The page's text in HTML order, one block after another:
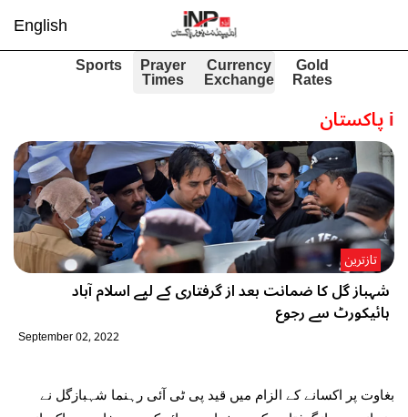
English
Gold
Rates
Currency
Exchange
Prayer
Times
Sports
iپاکستان
شہباز گل کا ضمانت بعد از گرفتاری کے لیے اسلام آباد
ہائیکورٹ سے رجوع
تازترین
September 02, 2022
بغاوت پر اکسانے کے الزام میں قید پی ٹی آئی رہنما شہبازگل نے